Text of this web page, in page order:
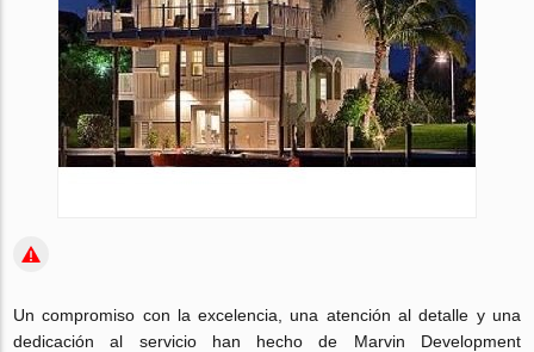
Un compromiso con la excelencia, una atención al detalle y una
dedicación al servicio han hecho de Marvin Development